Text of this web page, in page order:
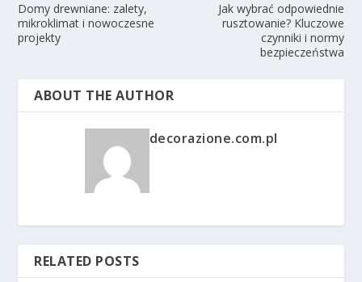
Domy drewniane: zalety,
mikroklimat i nowoczesne
projekty
Jak wybrać odpowiednie
rusztowanie? Kluczowe
czynniki i normy
bezpieczeństwa
ABOUT THE AUTHOR
decorazione.com.pl
RELATED POSTS